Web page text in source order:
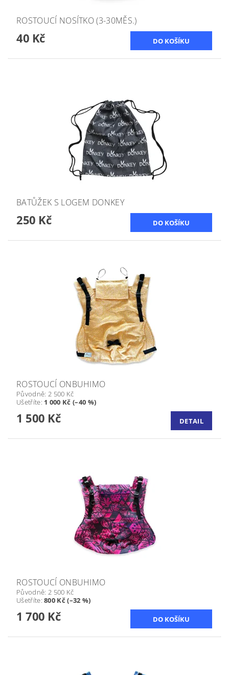
ROSTOUCÍ NOSÍTKO (3-30MĚS.)
40 Kč
BATŮŽEK S LOGEM DONKEY
250 Kč
ROSTOUCÍ ONBUHIMO
Původně: 2 500 Kč
Ušetříte: 1 000 Kč (–40 %)
1 500 Kč DETAIL
ROSTOUCÍ ONBUHIMO
Původně: 2 500 Kč
Ušetříte:800 Kč (–32 %)
1 700 Kč